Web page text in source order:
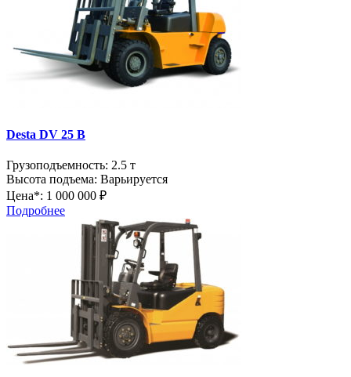
Desta DV 25 B
Грузоподъемность: 2.5 т
Высота подъема: Варьируется
Цена*: 1 000 000 ₽
Подробнее